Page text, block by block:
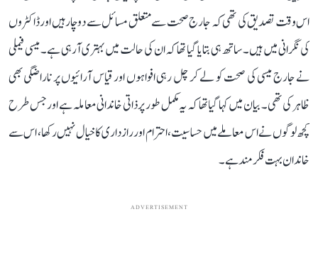
اس وقت تصدیق کی تھی کہ جارج صحت سے متعلق مسائل سے دوچار ہیں اور ڈاکٹروں
کی نگرانی میں ہیں۔ ساتھ ہی بتایا گیا تھا کہ ان کی حالت میں بہتری آ رہی ہے۔ میسی فیملی
نے جارج میسی کی صحت کو لے کر چل رہی افواہوں اور قیاس آرائیوں پر ناراضگی بھی
ظاہر کی تھی۔ بیان میں کہا گیا تھا کہ یہ مکمل طور پر ذاتی خاندانی معاملہ ہے اور جس طرح
کچھ لوگوں نے اس معاملے میں حساسیت، احترام اور رازداری کا خیال نہیں رکھا، اس سے
خاندان بہت فکرمند ہے۔
ADVERTISEMENT